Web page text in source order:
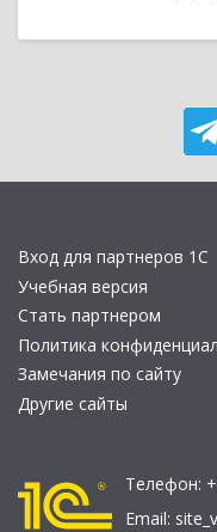
Вход для партнеров 1С
Учебная версия
Стать партнером
Политика
Замечания по сайту
Другие сайты
Телефон:
Email: